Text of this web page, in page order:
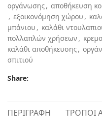
οργάνωσης, αποθήκευση
, εξοικονόμηση χώρου ,
μπάνιου , καλάθι
πολλαπλών χρήσεων ,
καλάθι αποθήκευσης,
σπιτιού
Share:
ΠΕΡΙΓΡΑΦΉ ΤΡΌΠΟΙ